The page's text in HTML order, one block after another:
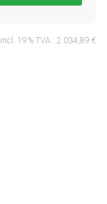
19% TVA : 2 034,89 €